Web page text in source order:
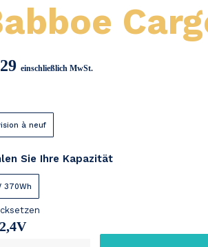
einschließlich MwSt.
à neuf
Sie Ihre Kapazität
370Wh